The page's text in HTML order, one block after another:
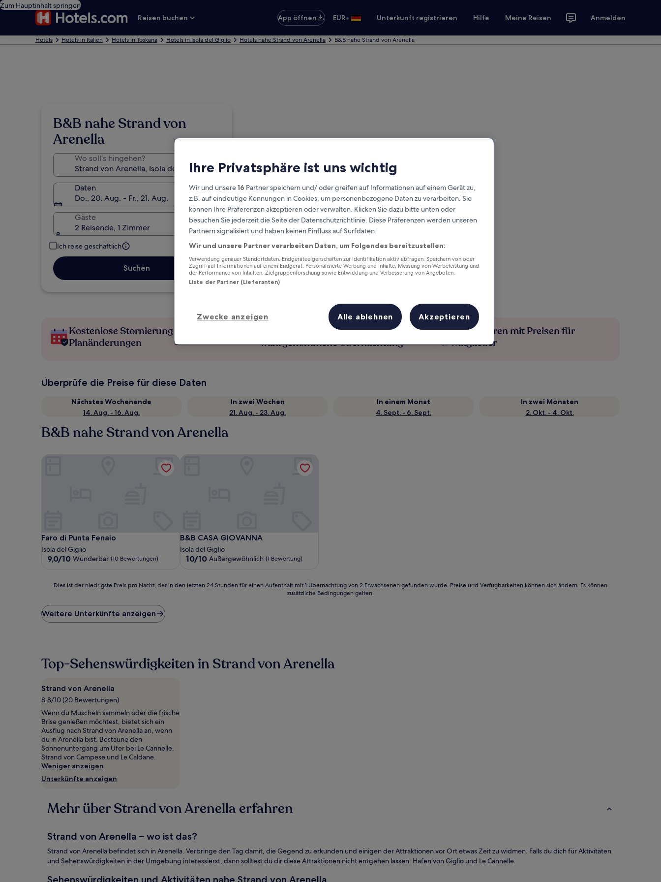
Zum Hauptinhalt springen
Reisen buchen
App öffnen EUR• Unterkunft registrieren Hilfe Meine Reisen Anmelden
Hotels Hotels in Italien Hotels in Toskana Hotels in Isola del Giglio Hotels nahe Strand von Arenella B&B nahe Strand von Arenella
B&B nahe Strand von
Arenella
Wo soll’s hingehen?
Daten
Do., 20. Aug. - Fr., 21. Aug.
Gäste
2 Reisende, 1 Zimmer
Ich reise geschäftlich
Suchen
Kostenlose Stornierung bei
Planänderungen
Verdiene Prämien für jede
wahrgenommene Übernachtung
Mehr sparen mit Preisen für
Mitglieder
Überprüfe die Preise für diese Daten
Nächstes Wochenende
14. Aug. - 16. Aug.
In zwei Wochen
21. Aug. - 23. Aug.
In einem Monat
4. Sept. - 6. Sept.
In zwei Monaten
2. Okt. - 4. Okt.
B&B nahe Strand von Arenella
Faro di Punta Fenaio
Faro di Punta Fenaio
Isola del Giglio
9.0
Wunderbar,
9,0/10 Wunderbar (10 Bewertungen)
B&B CASA GIOVANNA
B&B CASA GIOVANNA
Isola del Giglio
10.0
Außergewöhnlich,
10/10 Außergewöhnlich (1 Bewertung)
der
niedrigste
Preis
den
letzten
für
einen
Aufenthalt
mit
1 Übernachtung
von
2 Erwachsenen
gefunden
wurde.
Preise
und
sich
ändern.
können
zusätzliche
Bedingungen
gelten.
Dies ist der niedrigste Preis pro Nacht, der in den letzten 24 Stunden für einen Aufenthalt mit 1 Übernachtung von 2 Erwachsenen gefunden wurde. Preise und Verfügbarkeiten können sich ändern. Es können
zusätzliche Bedingungen gelten.
Weitere Unterkünfte anzeigen
Top-Sehenswürdigkeiten in Strand von Arenella
Strand von Arenella
8.8/10 (20 Bewertungen)
Wenn du Muscheln sammeln oder die frische
Brise genießen möchtest, bietet sich ein
Ausflug nach Strand von Arenella an, wenn
du in Arenella bist. Bestaune den
Sonnenuntergang um Ufer bei Le Cannelle,
Strand von Campese und Le Caldane.
Weniger anzeigen
Unterkünfte anzeigen
Mehr über Strand von Arenella erfahren
Strand von Arenella – wo ist das?
Strand von Arenella befindet sich in Arenella. Verbringe den Tag damit, die Gegend zu erkunden und einigen der Attraktionen vor Ort etwas Zeit zu widmen. Falls du dich für Aktivitäten
und Sehenswürdigkeiten in der Umgebung interessierst, dann solltest du dir diese Attraktionen nicht entgehen lassen: Hafen von Giglio und Le Cannelle.
Sehenswürdigkeiten und Aktivitäten nahe Strand von Arenella
Ihre Privatsphäre ist uns wichtig
Wir und unsere16 Partner speichern und/ oder greifen auf Informationen auf einem Gerät zu,
z.B. auf eindeutige Kennungen in Cookies, um personenbezogene Daten zu verarbeiten. Sie
können Ihre Präferenzen akzeptieren oder verwalten. Klicken Sie dazu bitte unten oder
besuchen Sie jederzeit die Seite der Datenschutzrichtlinie. Diese Präferenzen werden unseren
Partnern signalisiert und haben keinen Einfluss auf Surfdaten.
Wir und unsere Partner verarbeiten Daten, um Folgendes bereitzustellen:
Verwendung genauer Standortdaten. Endgeräteeigenschaften zur Identifikation aktiv abfragen. Speichern von oder
Zugriff auf Informationen auf einem Endgerät. Personalisierte Werbung und Inhalte, Messung von Werbeleistung und
der Performance von Inhalten, Zielgruppenforschung sowie Entwicklung und Verbesserung von Angeboten.
Liste der Partner (Lieferanten)
Zwecke anzeigen Alle ablehnen Akzeptieren